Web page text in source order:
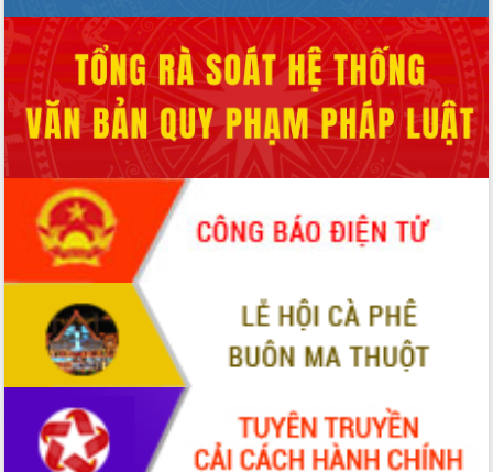
Ứng dụng sinh trắc học - Bước tiến
trong hành trình chuyển đổi số tại Đắk
Lắk
Đắk Lắk nâng cao hiệu quả công tác
Đảng từ Sổ tay đảng viên điện tử
Đắk Lắk đẩy mạnh nuôi biển công
nghệ, hướng tới phát triển thủy sản
bền vững
Tập huấn nâng cao năng lực triển khai
chuyển đổi số cho cán bộ, công chức
cấp xã
Đắk Lắk phát động hưởng ứng Ngày
Quyền của người tiêu dùng Việt Nam
2026
Đẩy mạnh cải cách hành chính, quyết
tâm đạt được mục tiêu tăng trưởng
hai con số trong năm 2026
Tổ chức trang trọng Lễ hội Đền thờ
Lương Văn Chánh năm 2026